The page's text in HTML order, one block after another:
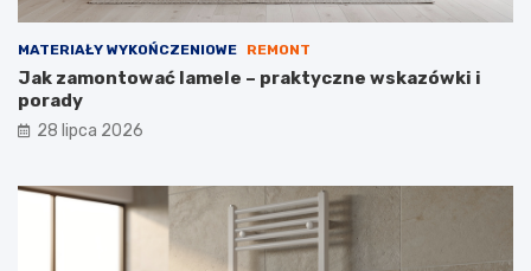
MATERIAŁY WYKOŃCZENIOWE REMONT
Jak zamontować lamele – praktyczne wskazówki i
porady
28 lipca 2026